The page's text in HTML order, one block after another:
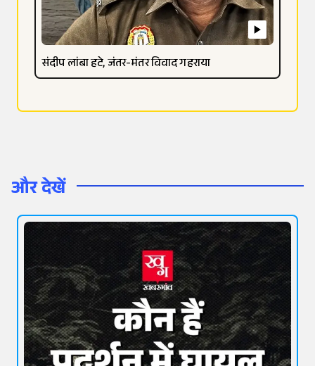
संदीप लांबा हटे, जंतर-मंतर विवाद गहराया
और देखें